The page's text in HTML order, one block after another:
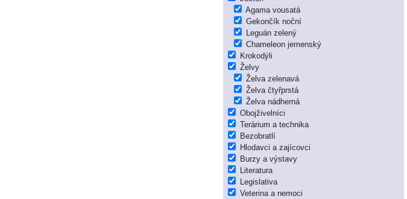
Agama vousatá
Gekončík noční
Leguán zelený
Chameleon jemenský
Krokodýli
Želvy
Želva zelenavá
Želva čtyřprstá
Želva nádherná
Obojživelníci
Terárium a technika
Bezobratlí
Hlodavci a zajícovci
Burzy a výstavy
Literatura
Legislativa
Veterina a nemoci